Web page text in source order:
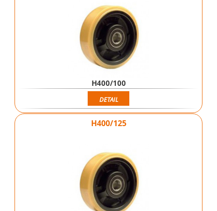
H400/100
DETAIL
H400/125